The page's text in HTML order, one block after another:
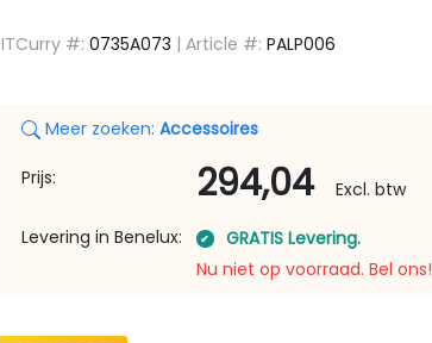
ITCurry #: 0735A073 | Article #: PALP006
Meer zoeken: Accessoires
Prijs: 294,04
Excl. btw
Levering in Benelux:
GRATIS Levering.
Nu niet op voorraad. Bel ons!